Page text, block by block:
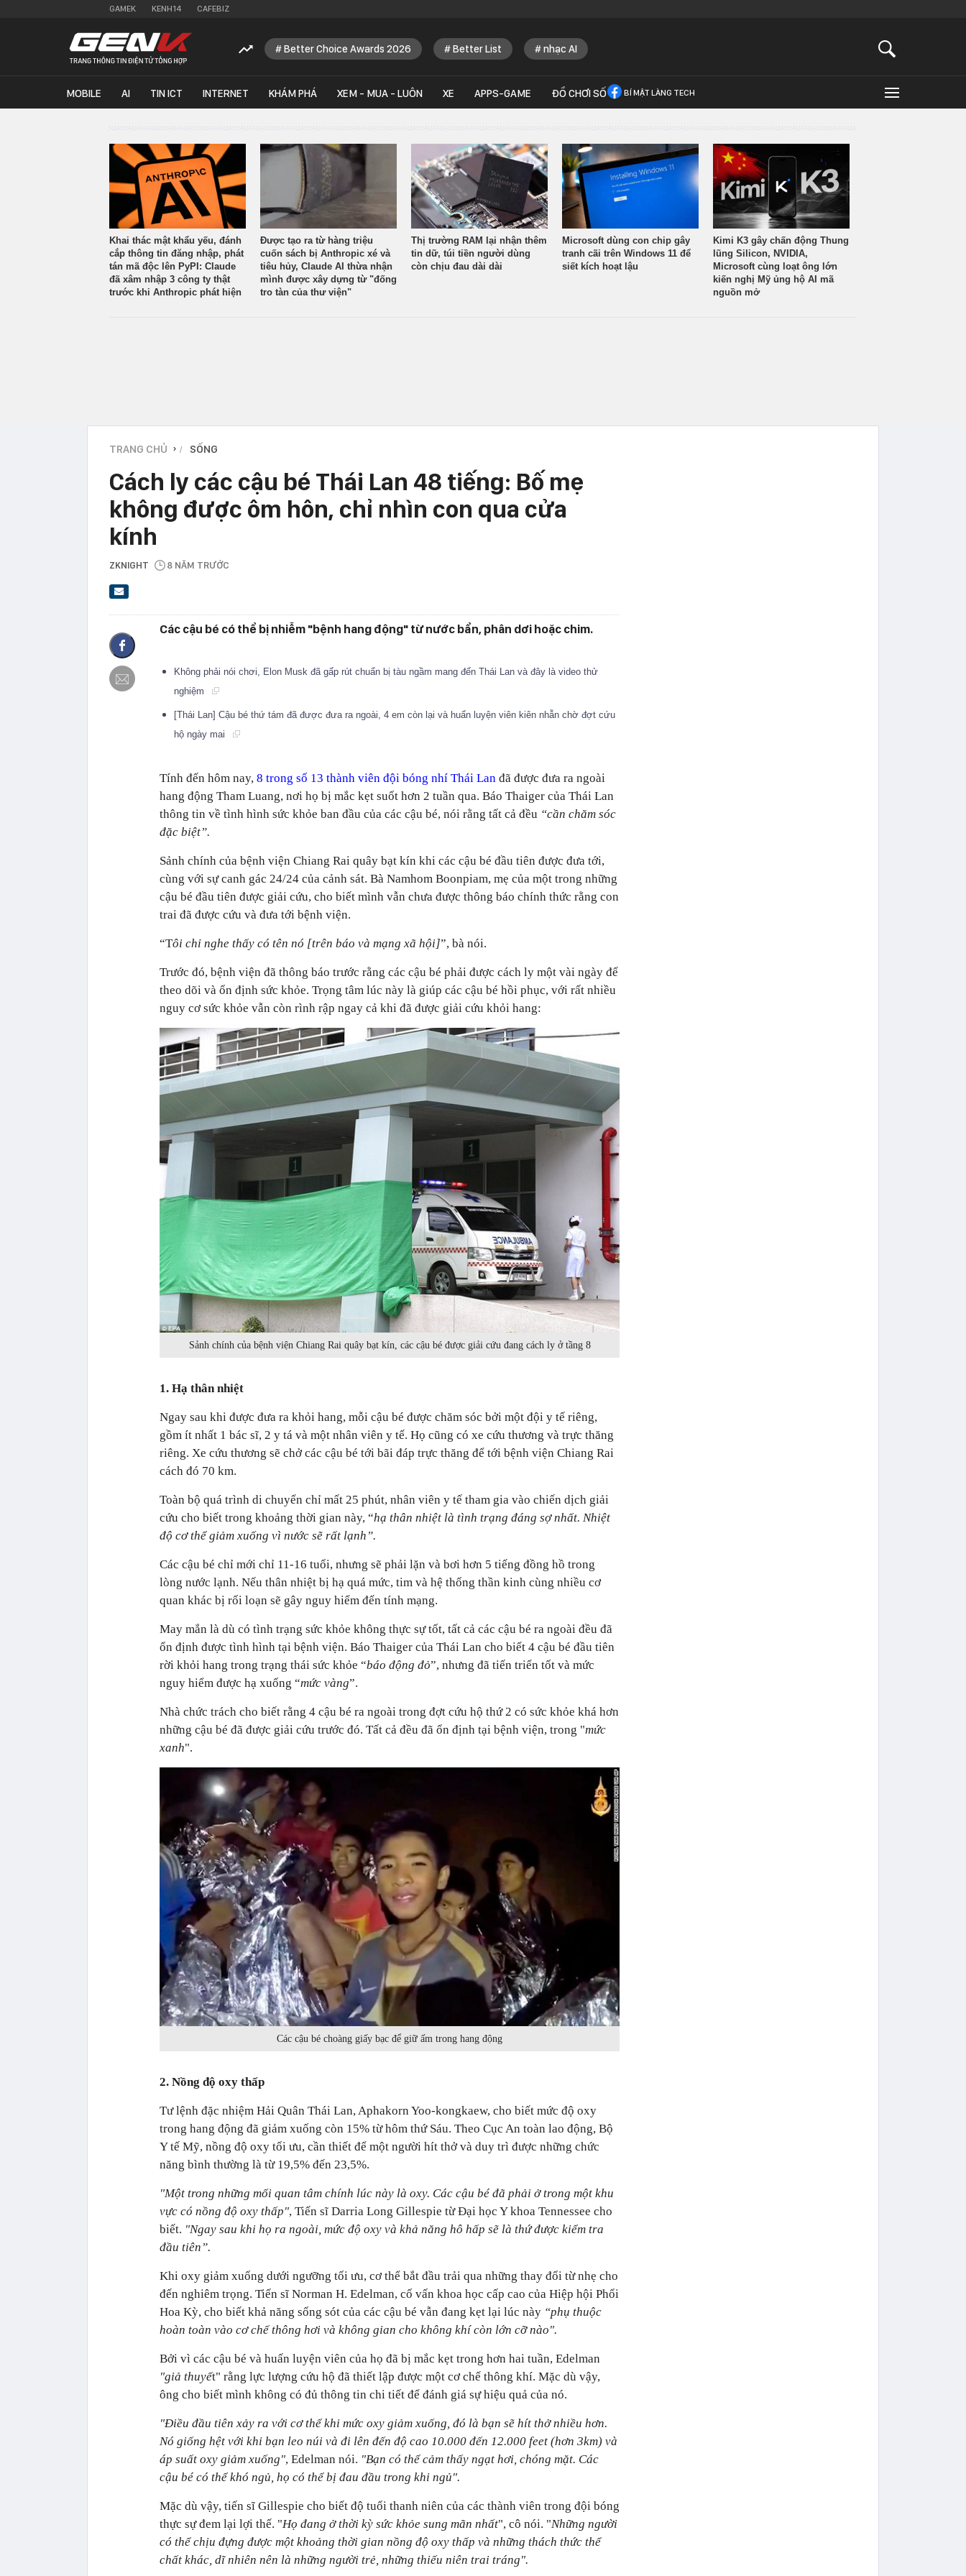
GAMEK KENH14 CAFEBIZ
Better Choice Awards 2026 Better List nhạc AI
MOBILE AI TIN ICT INTERNET KHÁM PHÁ XEM - MUA - LUÔN XE APPS-GAME ĐỒ CHƠI SỐ BÍ MẬT LÀNG TECH
Khai thác mật khẩu yếu, đánh
cắp thông tin đăng nhập, phát
tán mã độc lên PyPI: Claude
đã xâm nhập 3 công ty thật
trước khi Anthropic phát hiện
Được tạo ra từ hàng triệu
cuốn sách bị Anthropic xé và
tiêu hủy, Claude AI thừa nhận
mình được xây dựng từ "đống
tro tàn của thư viện"
Thị trường RAM lại nhận thêm
tin dữ, túi tiền người dùng
còn chịu đau dài dài
Microsoft dùng con chip gây
tranh cãi trên Windows 11 để
siết kích hoạt lậu
Kimi K3 gây chấn động Thung
lũng Silicon, NVIDIA,
Microsoft cùng loạt ông lớn
kiến nghị Mỹ ủng hộ AI mã
nguồn mở
TRANG CHỦ › SỐNG
Cách ly các cậu bé Thái Lan 48 tiếng: Bố mẹ
không được ôm hôn, chỉ nhìn con qua cửa
kính
ZKNIGHT 8 NĂM TRƯỚC
Các cậu bé có thể bị nhiễm "bệnh hang động" từ nước bẩn, phân dơi hoặc chim.
Không phải nói chơi, Elon Musk đã gấp rút chuẩn bị tàu ngầm mang đến Thái Lan và đây là video thử
nghiệm
[Thái Lan] Cậu bé thứ tám đã được đưa ra ngoài, 4 em còn lại và huấn luyện viên kiên nhẫn chờ đợt cứu
hộ ngày mai
Tính đến hôm nay, 8 trong số 13 thành viên đội bóng nhí Thái Lan đã được đưa ra ngoài
hang động Tham Luang, nơi họ bị mắc kẹt suốt hơn 2 tuần qua. Báo Thaiger của Thái Lan
thông tin về tình hình sức khỏe ban đầu của các cậu bé, nói rằng tất cả đều “cần chăm sóc
đặc biệt”.
Sảnh chính của bệnh viện Chiang Rai quây bạt kín khi các cậu bé đầu tiên được đưa tới,
cùng với sự canh gác 24/24 của cảnh sát. Bà Namhom Boonpiam, mẹ của một trong những
cậu bé đầu tiên được giải cứu, cho biết mình vẫn chưa được thông báo chính thức rằng con
trai đã được cứu và đưa tới bệnh viện.
“Tôi chỉ nghe thấy có tên nó [trên báo và mạng xã hội]”, bà nói.
Trước đó, bệnh viện đã thông báo trước rằng các cậu bé phải được cách ly một vài ngày để
theo dõi và ổn định sức khỏe. Trọng tâm lúc này là giúp các cậu bé hồi phục, với rất nhiều
nguy cơ sức khỏe vẫn còn rình rập ngay cả khi đã được giải cứu khỏi hang:
Sảnh chính của bệnh viện Chiang Rai quây bạt kín, các cậu bé được giải cứu đang cách ly ở tầng 8
1. Hạ thân nhiệt
Ngay sau khi được đưa ra khỏi hang, mỗi cậu bé được chăm sóc bởi một đội y tế riêng,
gồm ít nhất 1 bác sĩ, 2 y tá và một nhân viên y tế. Họ cũng có xe cứu thương và trực thăng
riêng. Xe cứu thương sẽ chở các cậu bé tới bãi đáp trực thăng để tới bệnh viện Chiang Rai
cách đó 70 km.
Toàn bộ quá trình di chuyển chỉ mất 25 phút, nhân viên y tế tham gia vào chiến dịch giải
cứu cho biết trong khoảng thời gian này, “hạ thân nhiệt là tình trạng đáng sợ nhất. Nhiệt
độ cơ thể giảm xuống vì nước sẽ rất lạnh”.
Các cậu bé chỉ mới chỉ 11-16 tuổi, nhưng sẽ phải lặn và bơi hơn 5 tiếng đồng hồ trong
lòng nước lạnh. Nếu thân nhiệt bị hạ quá mức, tim và hệ thống thần kinh cùng nhiều cơ
quan khác bị rối loạn sẽ gây nguy hiểm đến tính mạng.
May mắn là dù có tình trạng sức khỏe không thực sự tốt, tất cả các cậu bé ra ngoài đều đã
ổn định được tình hình tại bệnh viện. Báo Thaiger của Thái Lan cho biết 4 cậu bé đầu tiên
rời khỏi hang trong trạng thái sức khỏe “báo động đỏ”, nhưng đã tiến triển tốt và mức
nguy hiểm được hạ xuống “mức vàng”.
Nhà chức trách cho biết rằng 4 cậu bé ra ngoài trong đợt cứu hộ thứ 2 có sức khỏe khá hơn
những cậu bé đã được giải cứu trước đó. Tất cả đều đã ổn định tại bệnh viện, trong "mức
xanh".
Các cậu bé choàng giấy bạc để giữ ấm trong hang động
2. Nồng độ oxy thấp
Tư lệnh đặc nhiệm Hải Quân Thái Lan, Aphakorn Yoo-kongkaew, cho biết mức độ oxy
trong hang động đã giảm xuống còn 15% từ hôm thứ Sáu. Theo Cục An toàn lao động, Bộ
Y tế Mỹ, nồng độ oxy tối ưu, cần thiết để một người hít thở và duy trì được những chức
năng bình thường là từ 19,5% đến 23,5%.
"Một trong những mối quan tâm chính lúc này là oxy. Các cậu bé đã phải ở trong một khu
vực có nồng độ oxy thấp", Tiến sĩ Darria Long Gillespie từ Đại học Y khoa Tennessee cho
biết. "Ngay sau khi họ ra ngoài, mức độ oxy và khả năng hô hấp sẽ là thứ được kiểm tra
đầu tiên”.
Khi oxy giảm xuống dưới ngưỡng tối ưu, cơ thể bắt đầu trải qua những thay đổi từ nhẹ cho
đến nghiêm trọng. Tiến sĩ Norman H. Edelman, cố vấn khoa học cấp cao của Hiệp hội Phổi
Hoa Kỳ, cho biết khả năng sống sót của các cậu bé vẫn đang kẹt lại lúc này “phụ thuộc
hoàn toàn vào cơ chế thông hơi và không gian cho không khí còn lớn cỡ nào".
Bởi vì các cậu bé và huấn luyện viên của họ đã bị mắc kẹt trong hơn hai tuần, Edelman
"giả thuyết" rằng lực lượng cứu hộ đã thiết lập được một cơ chế thông khí. Mặc dù vậy,
ông cho biết mình không có đủ thông tin chi tiết để đánh giá sự hiệu quả của nó.
"Điều đầu tiên xảy ra với cơ thể khi mức oxy giảm xuống, đó là bạn sẽ hít thở nhiều hơn.
Nó giống hệt với khi bạn leo núi và đi lên đến độ cao 10.000 đến 12.000 feet (hơn 3km) và
áp suất oxy giảm xuống", Edelman nói. "Bạn có thể cảm thấy ngạt hơi, chóng mặt. Các
cậu bé có thể khó ngủ, họ có thể bị đau đầu trong khi ngủ".
Mặc dù vậy, tiến sĩ Gillespie cho biết độ tuổi thanh niên của các thành viên trong đội bóng
thực sự đem lại lợi thế. "Họ đang ở thời kỳ sức khỏe sung mãn nhất", cô nói. "Những người
có thể chịu đựng được một khoảng thời gian nồng độ oxy thấp và những thách thức thể
chất khác, dĩ nhiên nên là những người trẻ, những thiếu niên trai tráng".